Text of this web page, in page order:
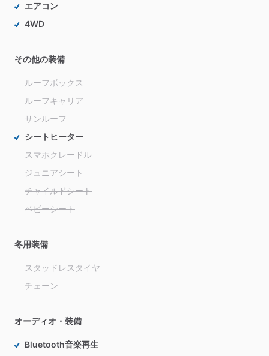
エアコン
4WD
その他の装備
ルーフボックス
ルーフキャリア
サンルーフ
シートヒーター
スマホクレードル
ジュニアシート
チャイルドシート
ベビーシート
冬用装備
スタッドレスタイヤ
チェーン
オーディオ・装備
Bluetooth音楽再生